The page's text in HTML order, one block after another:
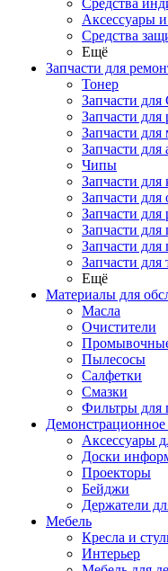
Средства
Аксессуары
Средства
Ещё
Запчасти для
Тонер
Запчасти
Запчасти для
Запчасти для
Запчасти для
Чипы
Запчасти
Запчасти для
Запчасти для
Запчасти
Запчасти для
Запчасти для
Ещё
Материалы для
Масла
Очистители
Пылесосы
Салфетки
Смазки
Фильтры для
Демонстрационное
Аксессуары
Доски
Проекторы
Бейджи
Держатели
Мебель
Кресла и
Интерьер